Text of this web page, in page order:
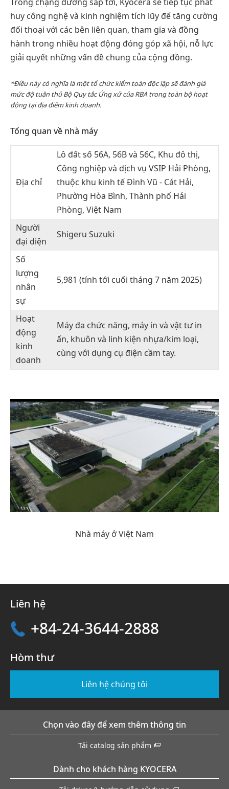
huy công nghệ và kinh nghiệm tích lũy để tăng cường
đối thoại với các bên liên quan, tham gia và đồng
hành trong nhiều hoạt động đóng góp xã hội, nỗ lực
giải quyết những vấn đề chung của cộng đồng.
*Điều này có nghĩa là một tổ chức kiểm toán độc lập sẽ đánh giá
mức độ tuân thủ Bộ Quy tắc Ứng xử của RBA trong toàn bộ hoạt
động tại địa điểm kinh doanh.
Tổng quan về nhà máy
Địa chỉ
Lô đất số 56A, 56B và 56C, Khu đô thị,
Công nghiệp và dịch vụ VSIP Hải Phòng,
thuộc khu kinh tế Đình Vũ - Cát Hải,
Phường Hòa Bình, Thành phố Hải
Phòng, Việt Nam
Người
đại diện
Shigeru Suzuki
Số
lượng
nhân
sự
5,981 (tính tới cuối tháng 7 năm 2025)
Hoạt
động
kinh
doanh
Máy đa chức năng, máy in và vật tư in
ấn, khuôn và linh kiện nhựa/kim loại,
cùng với dụng cụ điện cầm tay.
Nhà máy ở Việt Nam
Liên hệ
+84-24-3644-2888
Hòm thư
Liên hệ chúng tôi
Chọn vào đây để xem thêm thông tin
Tải catalog sản phẩm
Dành cho khách hàng KYOCERA